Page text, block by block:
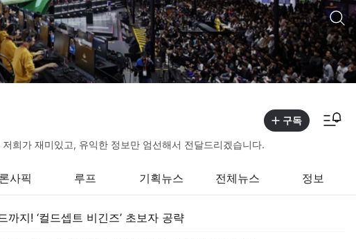
구독
희가 재미있고, 유익한 정보만 엄선해서 전달드리겠습니다.
사픽 루프 기획뉴스 전체뉴스 정보
까지! ‘컬드셉트 비긴즈’ 초보자 공략